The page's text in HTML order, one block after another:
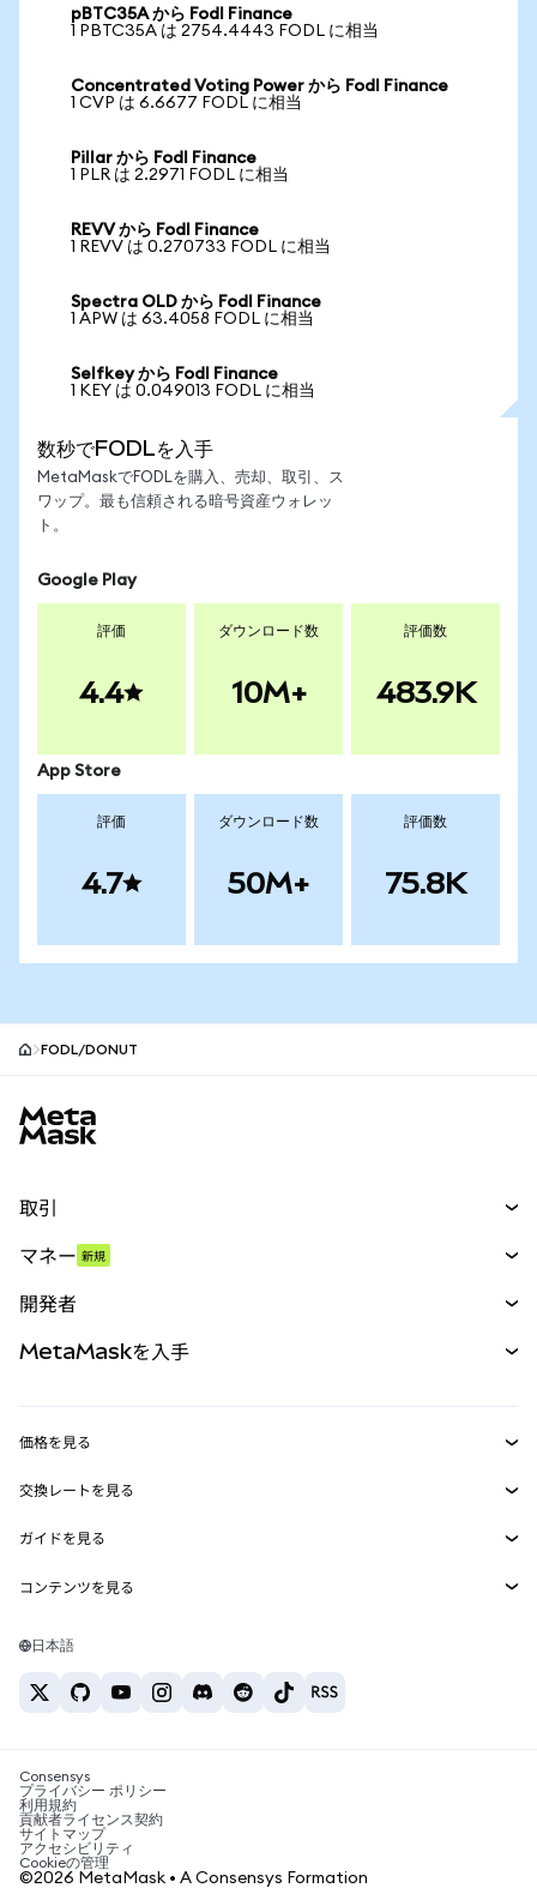
pBTC35A から Fodl Finance
1 PBTC35A は 2754.4443 FODL に相当
Concentrated Voting Power から Fodl Finance
1 CVP は 6.6677 FODL に相当
Pillar から Fodl Finance
1 PLR は 2.2971 FODL に相当
REVV から Fodl Finance
1 REVV は 0.270733 FODL に相当
Spectra OLD から Fodl Finance
1 APW は 63.4058 FODL に相当
Selfkey から Fodl Finance
1 KEY は 0.049013 FODL に相当
数秒でFODLを入手
MetaMaskでFODLを購入、売却、取引、ス
ワップ。最も信頼される暗号資産ウォレッ
ト。
Google Play
評価
4.4
ダウンロード数
10M+
評価数
483.9K
App Store
評価
4.7
ダウンロード数
50M+
評価数
75.8K
FODL/DONUT
取引
パーペチュアル
RWA
マネー 新規
開発者
MetaMask Connect
Snaps
Web3サービス
MetaMaskを入手
セキュリティ
サポート
キャリア
お問い合わせ
価格を見る
イーサリアムの価格
Solanaの価格
Tetherの価格
交換レートを見る
ETH→USD
USDT→INR
BTC→INR
ETH→USDT
ガイドを見る
ETHの購入
USDTの購入
SHIBの購入
BNBの購入
コンテンツを見る
Solanaウォレット
税制関連ニュース
暗号資産の購入方法は？
ビットコインを売るには？
日本語
Consensys
プライバシー ポリシー
利用規約
貢献者ライセンス契約
サイトマップ
アクセシビリティ
Cookieの管理
©2026 MetaMask • A Consensys Formation